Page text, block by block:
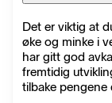
Det er viktig at
øke og minke i
har gitt god
fremtidig
tilbake pengene